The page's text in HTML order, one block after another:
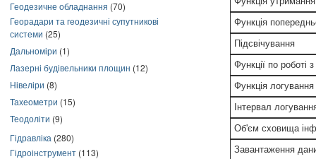
Геодезичне обладнання (70)
Георадари та геодезичні супутникові
системи (25)
Дальноміри (1)
Лазерні будівельники площин (12)
Нівеліри (8)
Тахеометри (15)
Теодоліти (9)
Гідравліка (280)
Гідроінструмент (113)
Функція
Підсвічування
Функції по роботі
Функція логування
Інтервал
Об'єм сховища
Завантаження